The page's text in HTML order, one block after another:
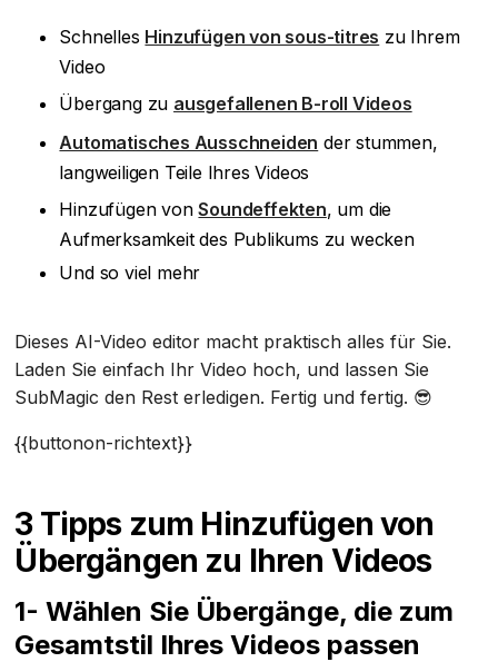
Schnelles Hinzufügen von sous-titres zu Ihrem
Video
Übergang zu ausgefallenen B-roll Videos
Automatisches Ausschneiden der stummen,
langweiligen Teile Ihres Videos
Hinzufügen vonSoundeffekten, um die
Aufmerksamkeit des Publikums zu wecken
Und so viel mehr
Dieses AI-Video editor macht praktisch alles für Sie.
Laden Sie einfach Ihr Video hoch, und lassen Sie
SubMagic den Rest erledigen. Fertig und fertig. 😎
{{buttonon-richtext}}
3 Tipps zum Hinzufügen von
Übergängen zu Ihren Videos
1- Wählen Sie Übergänge, die zum
Gesamtstil Ihres Videos passen